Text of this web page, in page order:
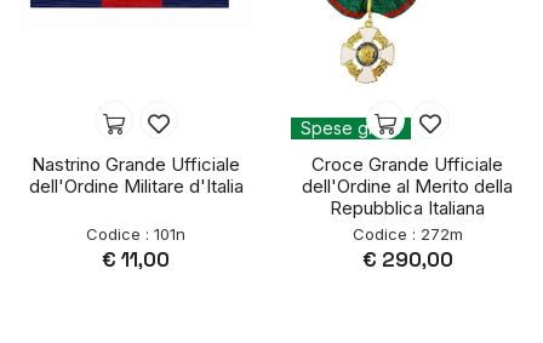
Nastrino Grande Ufficiale
dell'Ordine Militare d'Italia
Codice : 101n
€ 11,00
Spese gratis
Croce Grande Ufficiale
dell'Ordine al Merito della
Repubblica Italiana
Codice : 272m
€ 290,00